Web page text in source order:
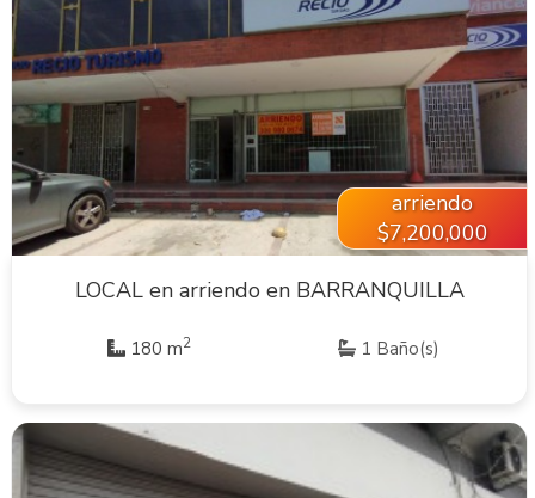
VER INMUEBLE
arriendo
$7,200,000
LOCAL en arriendo en BARRANQUILLA
180 m2 1 Baño(s)